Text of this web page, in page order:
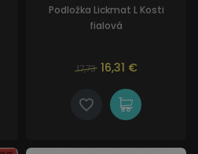
Podložka Lickmat L Kosti
fialová
17,73 16,31 €